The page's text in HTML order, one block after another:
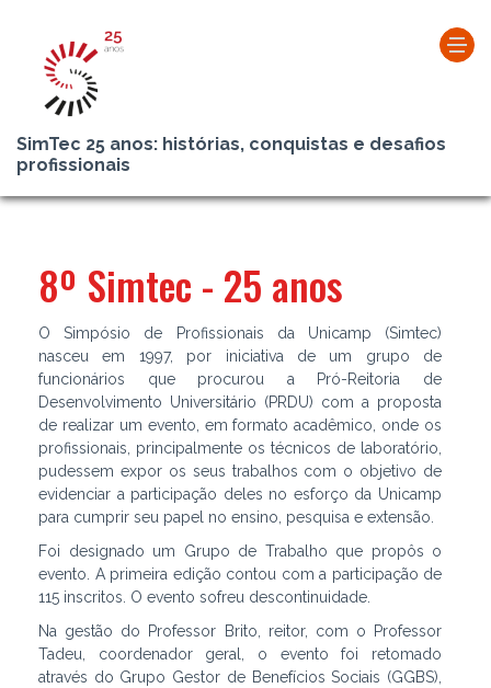
SimTec 25 anos: histórias, conquistas e desafios
profissionais
8º Simtec - 25 anos
O Simpósio de Profissionais da Unicamp (Simtec)
nasceu em 1997, por iniciativa de um grupo de
funcionários que procurou a Pró-Reitoria de
Desenvolvimento Universitário (PRDU) com a proposta
de realizar um evento, em formato acadêmico, onde os
profissionais, principalmente os técnicos de laboratório,
pudessem expor os seus trabalhos com o objetivo de
evidenciar a participação deles no esforço da Unicamp
para cumprir seu papel no ensino, pesquisa e extensão.
Foi designado um Grupo de Trabalho que propôs o
evento. A primeira edição contou com a participação de
115 inscritos. O evento sofreu descontinuidade.
Na gestão do Professor Brito, reitor, com o Professor
Tadeu, coordenador geral, o evento foi retomado
através do Grupo Gestor de Benefícios Sociais (GGBS),